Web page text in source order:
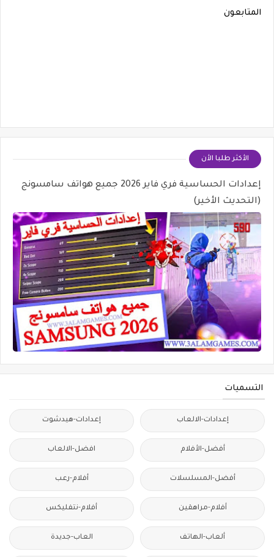
المتابعون
الأكثر طلبا الأن
إعدادات الحساسية فري فاير 2026 جميع هواتف سامسونج
(التحديث الأخير)
التسميات
إعدادات-الالعاب إعدادات-هيدشوت
أفضل-الأفلام افضل-الالعاب
أفضل-المسلسلات أفلام-رعب
أفلام-مراهقين أفلام-نتفليكس
ألعاب-الهاتف العاب-جديدة